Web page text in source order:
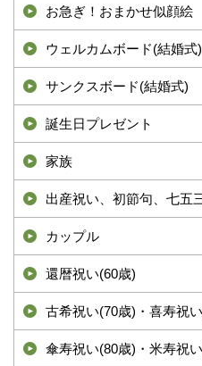
お急ぎ！おまかせ似顔絵
ウェルカムボード(結婚式)
サンクスボード(結婚式)
誕生日プレゼント
家族
出産祝い、初節句、七五
カップル
還暦祝い(60歳)
古希祝い(70歳)・喜寿祝
傘寿祝い(80歳)・米寿祝